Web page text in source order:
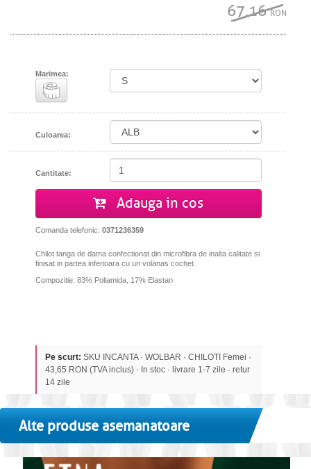
67.16RON
Marimea:
Culoarea:
Cantitate:
Adauga in cos
Comanda telefonic: 0371236359
Chilot tanga de dama confectionat din microfibra de inalta calitate si
finisat in partea inferioara cu un volanas cochet.
Compozitie: 83% Poliamida, 17% Elastan
Pe scurt: SKU INCANTA · WOLBAR · CHILOTI Femei ·
43,65 RON (TVA inclus) · In stoc · livrare 1-7 zile · retur
14 zile
Alte produse asemanatoare